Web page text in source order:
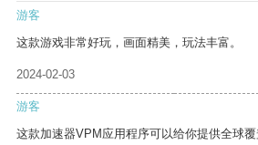
游客
这款游戏非常好玩，画面精美，玩法丰富。
2024-02-03
游客
这款加速器VPM应用程序可以给你提供全球覆